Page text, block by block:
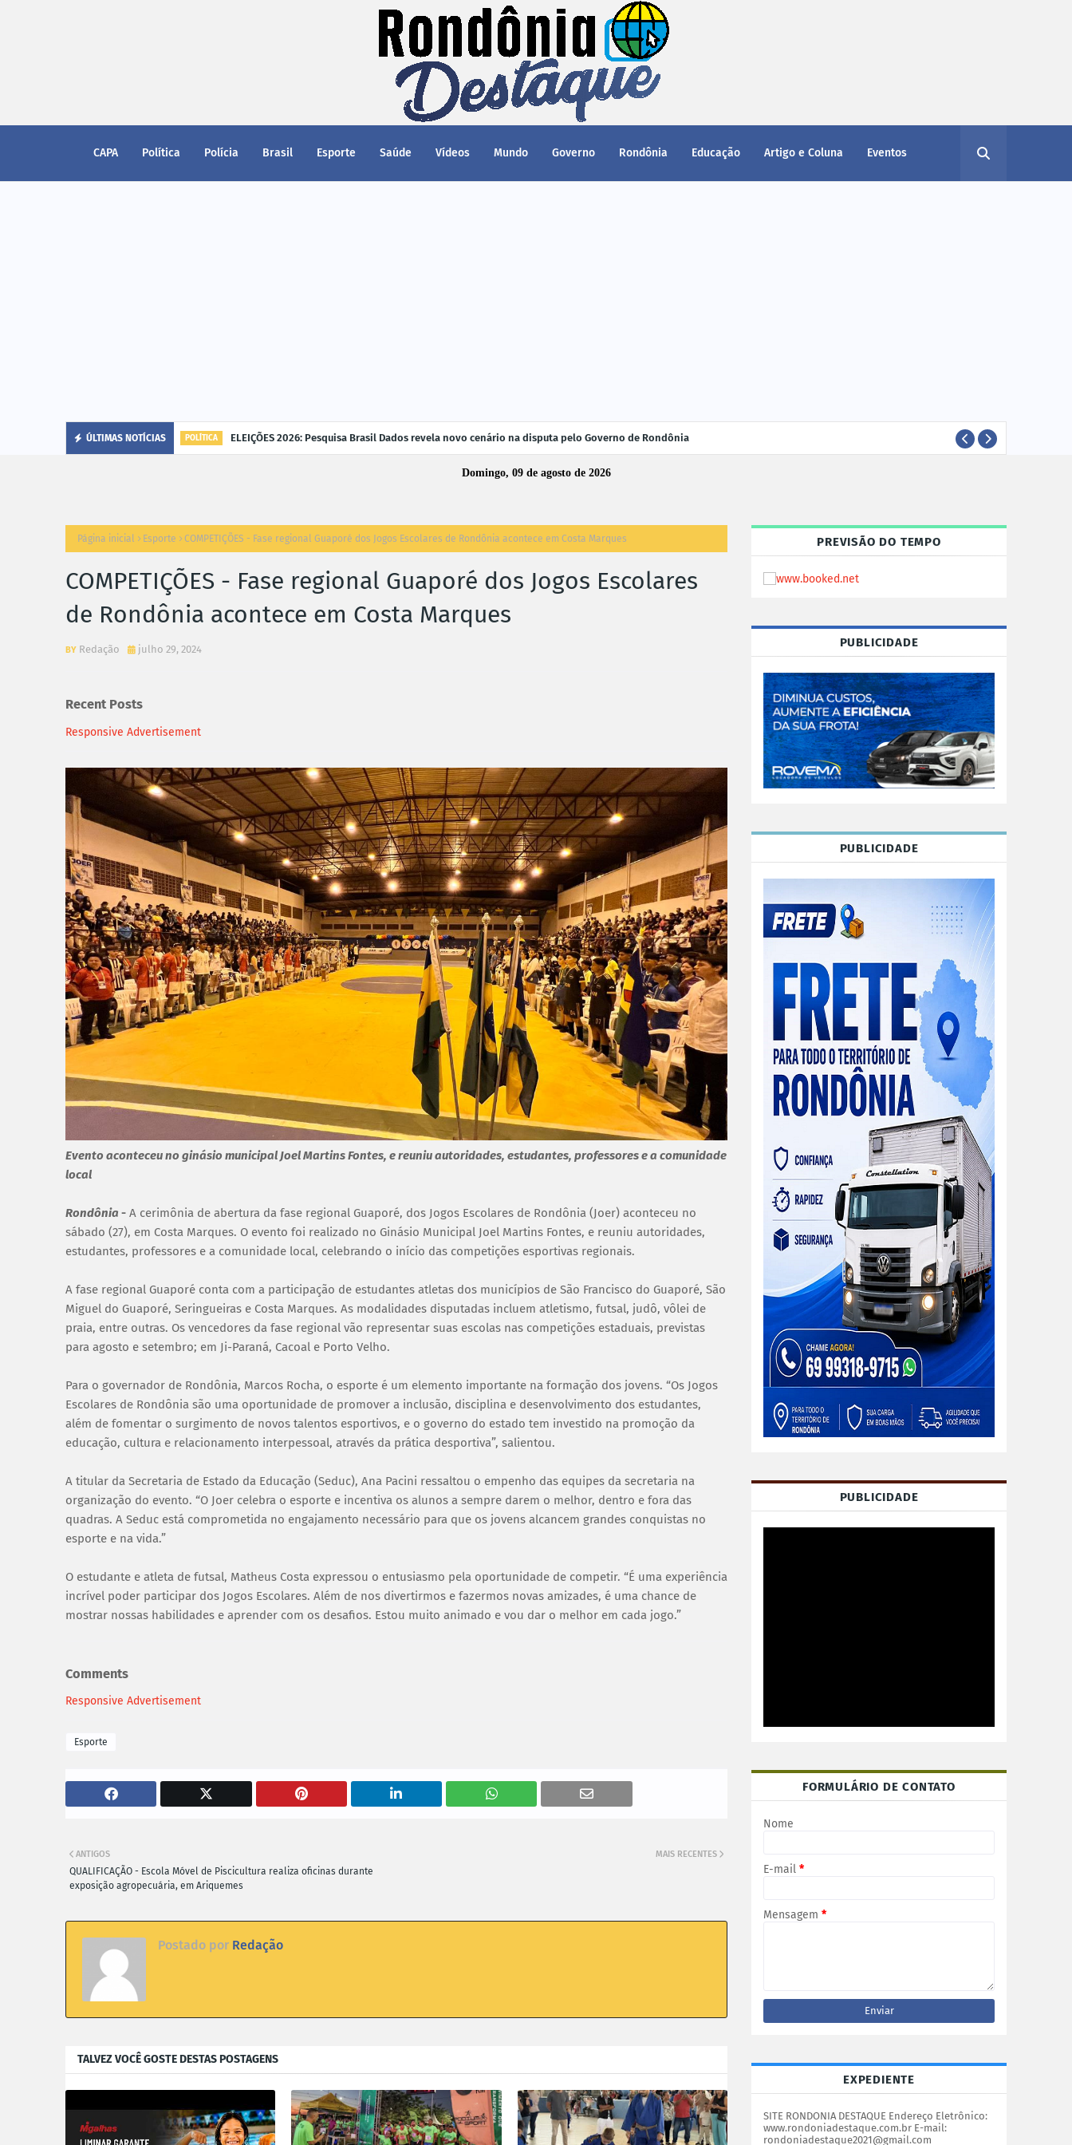
CAPA Política Polícia Brasil Esporte Saúde Vídeos Mundo Governo Rondônia Educação Artigo e Coluna Eventos
ÚLTIMAS NOTÍCIAS POLÍTICA ELEIÇÕES 2026: Pesquisa Brasil Dados revela novo cenário na disputa pelo Governo de Rondônia
Domingo, 09 de agosto de 2026
Página inicial Esporte COMPETIÇÕES - Fase regional Guaporé dos Jogos Escolares de Rondônia acontece em Costa Marques
COMPETIÇÕES - Fase regional Guaporé dos Jogos Escolares
de Rondônia acontece em Costa Marques
Redação julho 29, 2024
Recent Posts
Responsive Advertisement
Evento aconteceu no ginásio municipal Joel Martins Fontes, e reuniu autoridades, estudantes, professores e a comunidade
local
Rondônia - A cerimônia de abertura da fase regional Guaporé, dos Jogos Escolares de Rondônia (Joer) aconteceu no
sábado (27), em Costa Marques. O evento foi realizado no Ginásio Municipal Joel Martins Fontes, e reuniu autoridades,
estudantes, professores e a comunidade local, celebrando o início das competições esportivas regionais.
A fase regional Guaporé conta com a participação de estudantes atletas dos municípios de São Francisco do Guaporé, São
Miguel do Guaporé, Seringueiras e Costa Marques. As modalidades disputadas incluem atletismo, futsal, judô, vôlei de
praia, entre outras. Os vencedores da fase regional vão representar suas escolas nas competições estaduais, previstas
para agosto e setembro; em Ji-Paraná, Cacoal e Porto Velho.
Para o governador de Rondônia, Marcos Rocha, o esporte é um elemento importante na formação dos jovens. “Os Jogos
Escolares de Rondônia são uma oportunidade de promover a inclusão, disciplina e desenvolvimento dos estudantes,
além de fomentar o surgimento de novos talentos esportivos, e o governo do estado tem investido na promoção da
educação, cultura e relacionamento interpessoal, através da prática desportiva”, salientou.
A titular da Secretaria de Estado da Educação (Seduc), Ana Pacini ressaltou o empenho das equipes da secretaria na
organização do evento. “O Joer celebra o esporte e incentiva os alunos a sempre darem o melhor, dentro e fora das
quadras. A Seduc está comprometida no engajamento necessário para que os jovens alcancem grandes conquistas no
esporte e na vida.”
O estudante e atleta de futsal, Matheus Costa expressou o entusiasmo pela oportunidade de competir. “É uma experiência
incrível poder participar dos Jogos Escolares. Além de nos divertirmos e fazermos novas amizades, é uma chance de
mostrar nossas habilidades e aprender com os desafios. Estou muito animado e vou dar o melhor em cada jogo.”
Comments
Responsive Advertisement
Esporte
MAIS RECENTES
ANTIGOS
QUALIFICAÇÃO - Escola Móvel de Piscicultura realiza oficinas durante
exposição agropecuária, em Ariquemes
Postado por Redação
TALVEZ VOCÊ GOSTE DESTAS POSTAGENS
PREVISÃO DO TEMPO
PUBLICIDADE
PUBLICIDADE
PUBLICIDADE
FORMULÁRIO DE CONTATO
Nome
E-mail *
Mensagem *
EXPEDIENTE
SITE RONDONIA DESTAQUE Endereço Eletrônico:
www.rondoniadestaque.com.br E-mail:
rondoniadestaque2021@gmail.com